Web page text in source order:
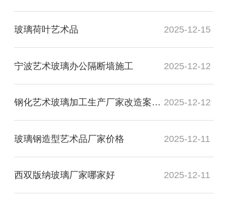
玻璃荷叶艺术品 2025-12-15
宁波艺术玻璃办公隔断墙施工 2025-12-12
钢化艺术玻璃加工生产厂家改造案例图 2025-12-12
玻璃钢造型艺术品厂家价格 2025-12-11
西双版纳玻璃厂家哪家好 2025-12-11